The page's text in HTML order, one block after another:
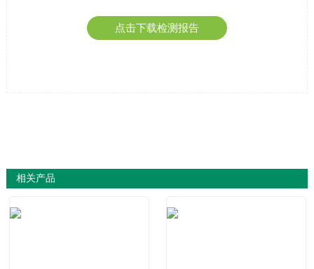
点击下载检测报告
相关产品